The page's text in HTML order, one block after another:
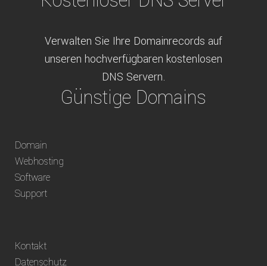
Verwalten Sie Ihre Domainrecords auf
unseren hochverfügbaren kostenlosen
DNS Servern.
Günstige Domains
weltweit verfügbare Domains inklusive
Vorkasse oder über ein andere verfügbare
Domain
Webhosting
Software
Support
Kontakt
Datenschutz